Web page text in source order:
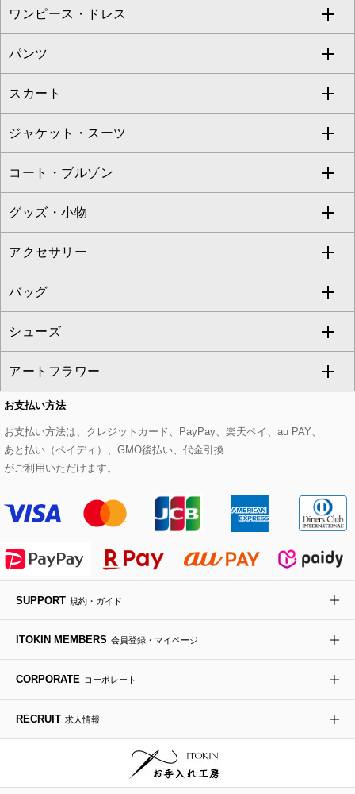
S sybilla
Jocomomola
TARA JARMON
ZAPA
TONEA
al'aise modulation
GEORGES RECH
GIANNI LO GIUDICE
CHRISTIAN AUJARD
CHRISTIAN AUJARD Lサイズ
eur3
Maison de CINQ
MK MICHEL KLEIN BAG
HIROKO KOSHINO
re:edition project 165
BUYERS SELECT
すべてのトップス
カットソー・Tシャツ
ブラウス・シャツ
ニット・セーター
カーディガン
アンサンブルセット
ベスト・ジレ
パーカー
タンクトップ・キャミソール
スウェット・ジャージー
その他のトップス
ワンピース・ドレス
すべてのワンピース・ドレス
ワンピース
ドレス
チュニック
ジャンパースカート
その他のワンピース・ドレス
パンツ
すべてのパンツ
フルレングスパンツ
クロップド・半端丈パンツ
ガウチョ・ワイドパンツ
ハーフ・ショート丈パンツ
サロペット・オールインワン
その他のパンツ
スカート
すべてのスカート
ロング・マキシ丈スカート
ひざ丈スカート
ミモレ丈スカート
ショート・ミニ丈スカート
その他のスカート
ジャケット・スーツ
すべてのジャケット・スーツ
テーラードジャケット
ノーカラージャケット
セットアップ
セットアップジャケット
セットアップパンツ
セットアップスカート
セットアップワンピース
コート・ブルゾン
すべてのコート・ブルゾン
トレンチコート
ピーコート
ダッフルコート
チェスターコート
モッズコート
ステンカラーコート
ライダースジャケット
デニムジャケット
ダウンジャケット・コート
その他のコート・ブルゾン
グッズ・小物
すべてのグッズ・小物
マスク
ストール・マフラー・スヌード
ベルト・サスペンダー
帽子
ヘアアクセサリー
ハンカチ・バンダナ
手袋
チャーム・ストラップ
傘・日傘
アクセサリー
すべてのアクセサリー
ネックレス
ピアス・イヤリング
ブレスレット・バングル
ブローチ・コサージュ
バッグ
すべてのバッグ
トートバッグ
ショルダーバッグ
ボストンバッグ
バックパック・リュック
ボディバッグ・メッセンジャーバッグ
トラベルバッグ
ビジネスバッグ
その他のバッグ
シューズ
すべてのシューズ
パンプス
スニーカー
フラットシューズ
ローファー
ドレスシューズ
サンダル・ミュール
その他のシューズ
アートフラワー
すべてのアートフラワー
ローズ
カサブランカ・カラー
ラナンキュラス
ポプリアレンジ＆フレグランス
その他のアートフラワー
お支払い方法
お支払い方法は、クレジットカード、PayPay、楽天ペイ、au PAY、
あと払い（ペイディ）、GMO後払い、代金引換
がご利用いただけます。
SUPPORT 規約・ガイド
ITOKIN MEMBERS 会員登録・マイページ
CORPORATE コーポレート
RECRUIT 求人情報